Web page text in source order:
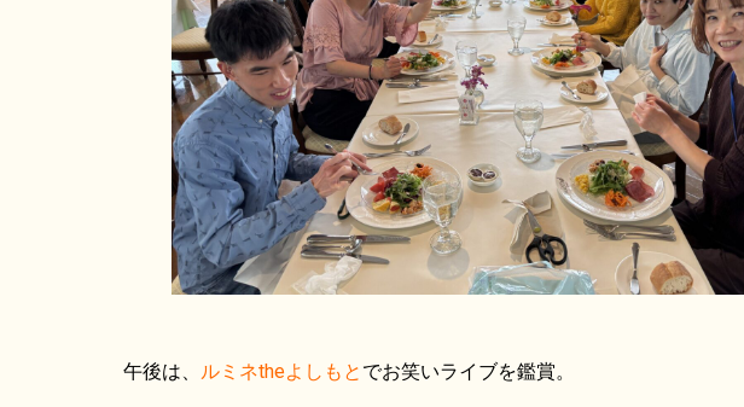
午後は、 ルミネtheよしもと でお笑いライブを鑑賞。